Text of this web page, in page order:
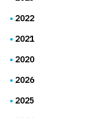
2022
2021
2020
2026
2025